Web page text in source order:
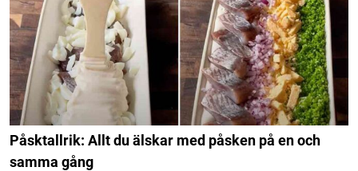
Påsktallrik: Allt du älskar med påsken på en och
samma gång